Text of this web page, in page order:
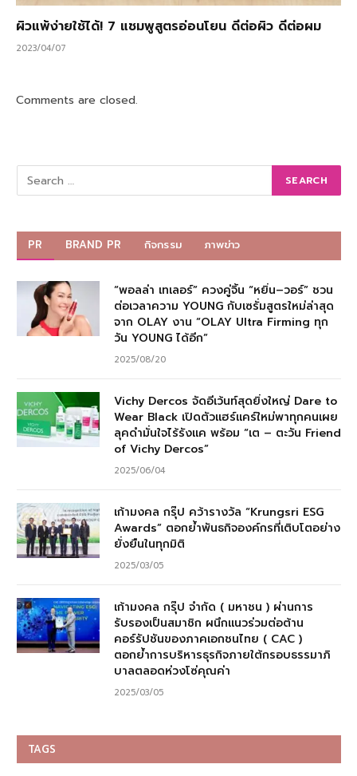
ผิวแพ้ง่ายใช้ได้! 7 แชมพูสูตรอ่อนโยน ดีต่อผิว ดีต่อผม
2023/04/07
Comments are closed.
PR BRAND PR กิจกรรม ภาพข่าว
“พอลล่า เทเลอร์” ควงคู่จิ้น “หยิ่น–วอร์” ชวน
ต่อเวลาความ YOUNG กับเซรั่มสูตรใหม่ล่าสุด
จาก OLAY งาน “OLAY Ultra Firming ทุก
วัน YOUNG ได้อีก”
2025/08/20
Vichy Dercos จัดอีเว้นท์สุดยิ่งใหญ่ Dare to
Wear Black เปิดตัวแฮร์แคร์ใหม่พาทุกคนเผย
ลุคดำมั่นใจไร้รังแค พร้อม “เต – ตะวัน Friend
of Vichy Dercos”
2025/06/04
เก้ามงคล กรุ๊ป คว้ารางวัล “Krungsri ESG
Awards” ตอกย้ำพันธกิจองค์กรที่เติบโตอย่าง
ยั่งยืนในทุกมิติ
2025/03/05
เก้ามงคล กรุ๊ป จำกัด ( มหาชน ) ผ่านการ
รับรองเป็นสมาชิก ผนึกแนวร่วมต่อต้าน
คอร์รัปชันของภาคเอกชนไทย ( CAC )
ตอกย้ำการบริหารธุรกิจภายใต้กรอบธรรมาภิ
บาลตลอดห่วงโซ่คุณค่า
2025/03/05
TAGS